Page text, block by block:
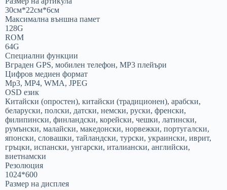
30см*22см*6см
Максимална външна памет
128G
ROM
64G
Специални функции
Вграден GPS, мобилен телефон, MP3 плейъри
Цифров медиен формат
Mp3, MP4, WMA, JPEG
OSD език
Китайски (опростен), китайски (традиционен), арабски,
беларуски, полски, датски, немски, руски, френски,
филипински, финландски, корейски, чешки, латински,
румънски, малайски, македонски, норвежки, португалски,
японски, словашки, тайландски, турски, украински, иврит,
гръцки, испански, унгарски, италиански, английски,
виетнамски
Резолюция
1024*600
Размер на дисплея